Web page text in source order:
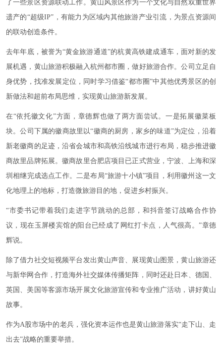
了一些景区资源联动工作。黄山风景区作为一个文化与自然双重世界
遗产的“超级IP”，有能力为区域内其他旅游产业引流，为景点资源间
的联动创造条件。
去年年底，被誉为“黄金旅游通道”的杭黄高铁建成通车，面对新的发
展机遇，黄山旅游积极融入杭州都市圈，做好旅游合作。公司立足自
身优势，找准发展定位，同时学习借鉴“都市圈”中其他优秀景区的创
新做法和超前布局思维，实现黄山旅游新发展。
在“依托徽文化”方面，章德辉也做了两方面尝试。一是拓展徽菜板
块。公司下属的徽商故里以“徽商的厨房，家乡的味道”为定位，沿着
新老徽商的足迹，沿省会城市和高铁沿线城市进行布局，稳步推进徽
商故里品牌拓展。徽商故里合肥店项目已正式营业，宁波、上海和深
圳相继完成选点工作。二是布局“旅游十小镇”项目，利用徽州这一文
化地理上的地标，打造微旅游目的地，促进乡村振兴。
“市委书记带着我们走进字节跳动的总部，和抖音签订战略合作协
议，现在玉屏楼宾馆的阳台已经成了网红打卡点，人气很高。”章德
辉说。
除了借力社交短视频平台发出黄山声音、展现黄山图景，黄山旅游还
与新华网合作，打造海外社交媒体传播矩阵，同时还赴日本、德国、
英国、美国等客源市场开展文化旅游宣传和专业推广活动，讲好黄山
故事。
作为A股市场中的老兵，强化资本运作也是黄山旅游落实“走下山、走
出去”战略的重要举措。